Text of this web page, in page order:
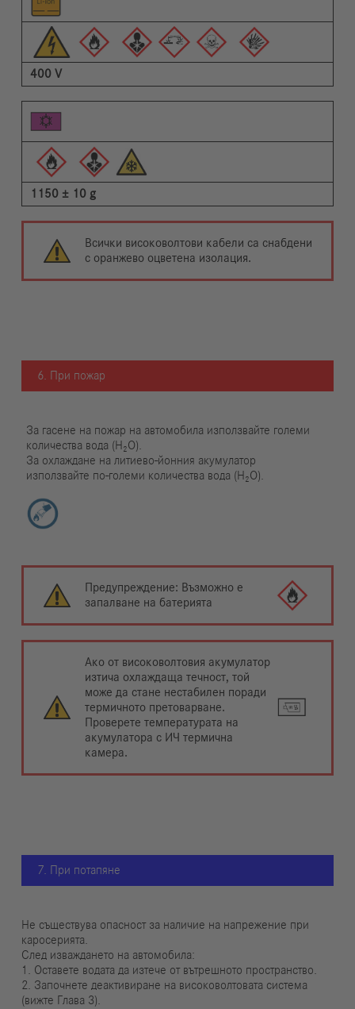
400 V
1150 ± 10 g
Всички високоволтови кабели са снабдени
с оранжево оцветена изолация.
6. При пожар
За гасене на пожар на автомобила използвайте големи
количества вода (H₂O).
За охлаждане на литиево-йонния акумулатор
използвайте по-големи количества вода (H₂O).
Предупреждение: Възможно е
запалване на батерията
Ако от високоволтовия акумулатор
изтича охлаждаща течност, той
може да стане нестабилен поради
термичното претоварване.
Проверете температурата на
акумулатора с ИЧ термична
камера.
7. При потапяне
Не съществува опасност за наличие на напрежение при
каросерията.
След изваждането на автомобила:
1. Оставете водата да изтече от вътрешното пространство.
2. Започнете деактивиране на високоволтовата система
(вижте Глава 3).